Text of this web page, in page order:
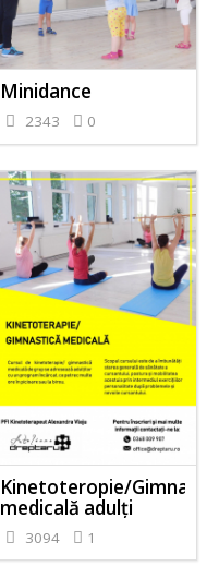
Minidance
2343 0
Kinetoteropie/
medicală adulți
3094 1